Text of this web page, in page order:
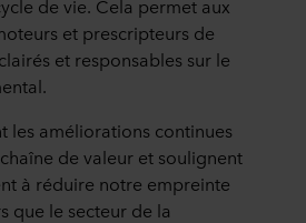
de vie. Cela permet aux
et prescripteurs de
et responsables sur le
les améliorations continues
de valeur et soulignent
à réduire notre empreinte
que le secteur de la